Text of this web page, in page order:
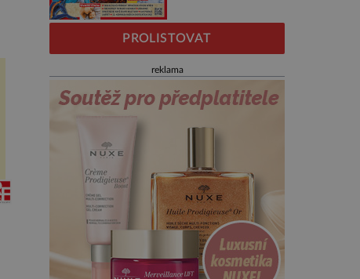
PROLISTOVAT
reklama